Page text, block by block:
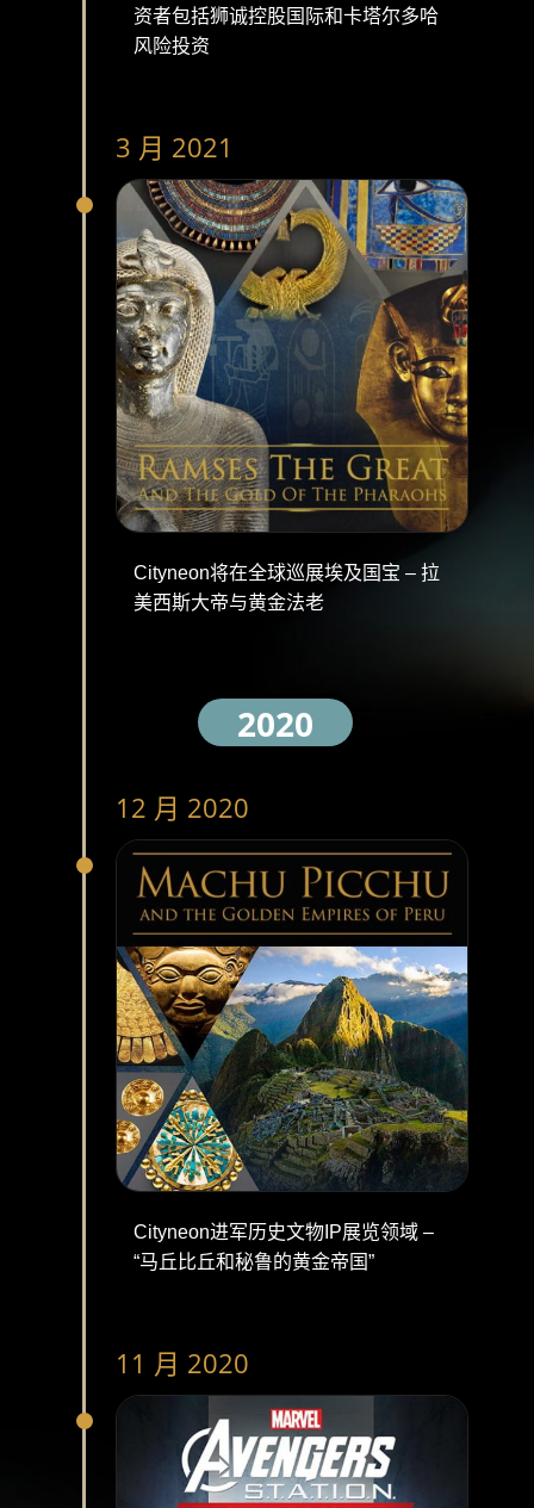
资者包括狮诚控股国际和卡塔尔多哈
风险投资
3 月 2021
Cityneon将在全球巡展埃及国宝 – 拉
美西斯大帝与黄金法老
2020
12 月 2020
Cityneon进军历史文物IP展览领域 –
“马丘比丘和秘鲁的黄金帝国”
11 月 2020